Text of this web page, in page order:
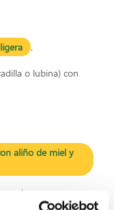
.
o lubina) con
aliño de miel y